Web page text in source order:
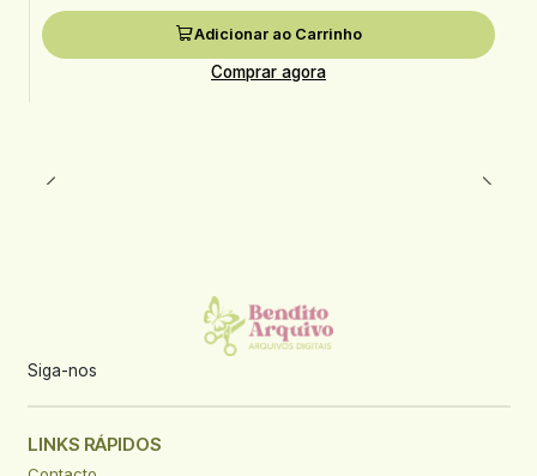
Adicionar ao Carrinho
Comprar agora
Siga-nos
LINKS RÁPIDOS